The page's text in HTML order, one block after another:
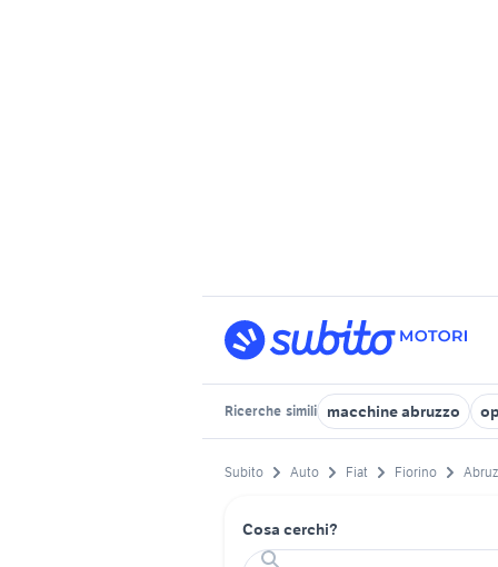
Ricerche simili macchine abruzzo
Subito Auto Fiat Fiorino
Cosa cerchi?